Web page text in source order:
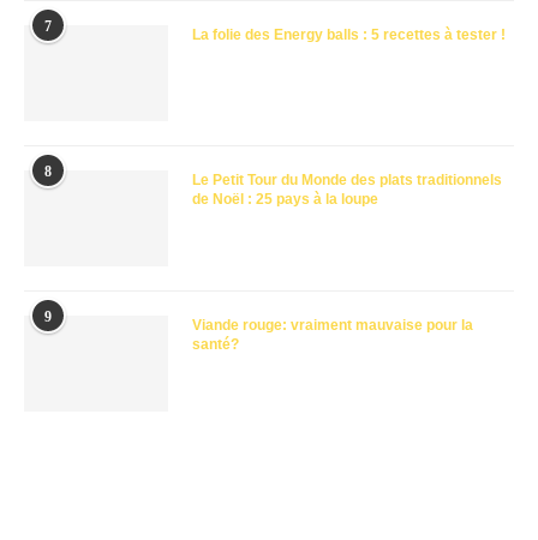
7 La folie des Energy balls : 5 recettes à tester !
8
Le Petit Tour du Monde des plats traditionnels
de Noël : 25 pays à la loupe
9
Viande rouge: vraiment mauvaise pour la
santé?